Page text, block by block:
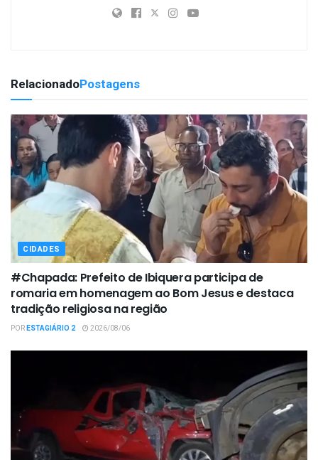
RelacionadoPostagens
CIDADES
#Chapada: Prefeito de Ibiquera participa de
romaria em homenagem ao Bom Jesus e destaca
tradição religiosa na região
PORESTAGIÁRIO 2 2026/08/06